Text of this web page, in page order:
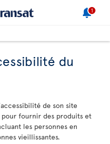
1
du
de son site
fournir des produits et
les personnes en
vieillissantes.